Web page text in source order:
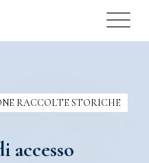
RACCOLTE STORICHE
accesso